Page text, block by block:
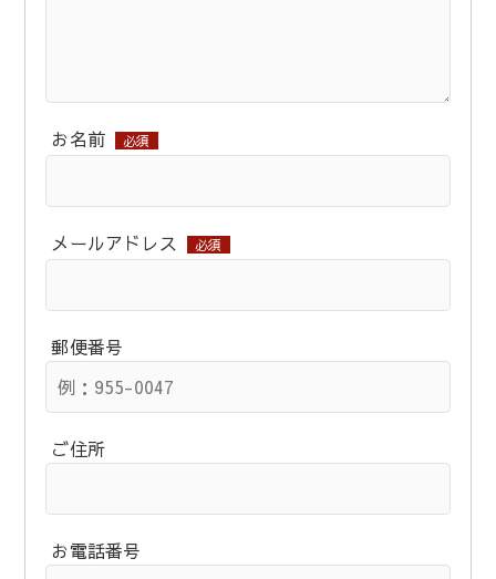
お名前 必須
メールアドレス 必須
郵便番号
ご住所
お電話番号